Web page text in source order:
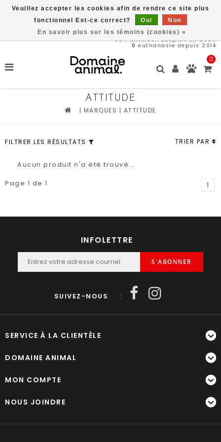
564animaux adoptés en 2026
0 euthanasie depuis 2014
0
ATTITUDE
| MARQUES | ATTITUDE
FILTRER LES RÉSULTATS TRIER PAR
Aucun produit n'a été trouvé...
Page 1 de 1
1
INFOLETTRE
S'ABONNER
SUIVEZ-NOUS :
SERVICE À LA CLIENTÈLE
DOMAINE ANIMAL
MON COMPTE
NOUS JOINDRE
Veuillez accepter les cookies afin de rendre ce site plus
fonctionnel Est-ce correct?
Oui
Non
En savoir plus sur les témoins (cookies) »
Livraison gratuite à partir de 89$*